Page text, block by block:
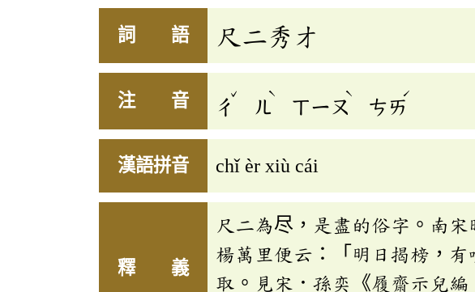
詞 語 尺二秀才
注 音 ㄔ
ˇ
ㄦ
ˋ
ㄒㄧㄡ
ˋ
ㄘㄞ
ˊ
漢語拼音 chǐ èr xiù cái
釋 義
尺二為尽，是盡的俗字。南
楊萬里便云：「明日揭榜，
取。見宋．孫奕《履齋示兒